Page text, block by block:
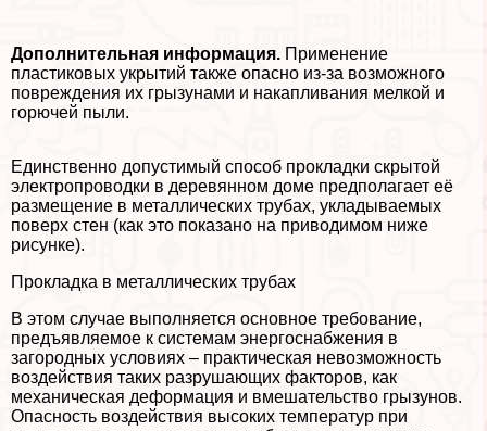
Дополнительная информация. Применение
пластиковых укрытий также опасно из-за возможного
повреждения их грызунами и накапливания мелкой и
горючей пыли.
Единственно допустимый способ прокладки скрытой
электропроводки в деревянном доме предполагает её
размещение в металлических трубах, укладываемых
поверх стен (как это показано на приводимом ниже
рисунке).
Прокладка в металлических трубах
В этом случае выполняется основное требование,
предъявляемое к системам энергоснабжения в
загородных условиях – пpaктическая невозможность
воздействия таких разрушающих факторов, как
механическая деформация и вмешательство грызунов.
Опасность воздействия высоких температур при